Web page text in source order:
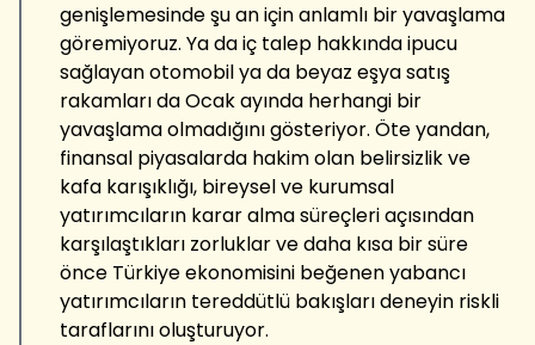
genişlemesinde şu an için anlamlı bir yavaşlama
göremiyoruz. Ya da iç talep hakkında ipucu
sağlayan otomobil ya da beyaz eşya satış
rakamları da Ocak ayında herhangi bir
yavaşlama olmadığını gösteriyor. Öte yandan,
finansal piyasalarda hakim olan belirsizlik ve
kafa karışıklığı, bireysel ve kurumsal
yatırımcıların karar alma süreçleri açısından
karşılaştıkları zorluklar ve daha kısa bir süre
önce Türkiye ekonomisini beğenen yabancı
yatırımcıların tereddütlü bakışları deneyin riskli
taraflarını oluşturuyor.